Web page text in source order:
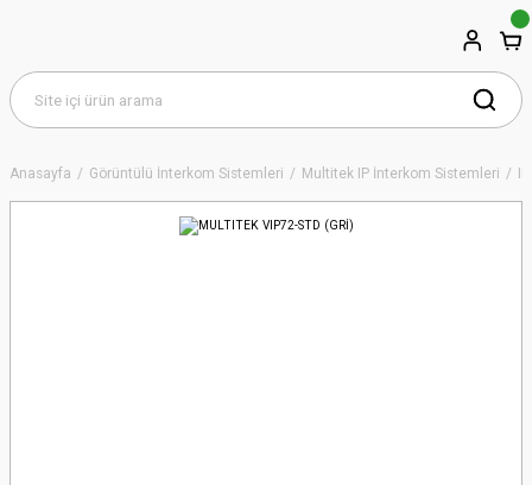
Anasayfa Görüntülü İnterkom Sistemleri Multitek IP İnterkom Sistemleri